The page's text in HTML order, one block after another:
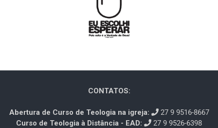
CONTATOS:
Abertura de Curso de Teologia na igreja:
27 9 9516-8667
Curso de Teologia à Distância - EAD:
27 9 9526-6398